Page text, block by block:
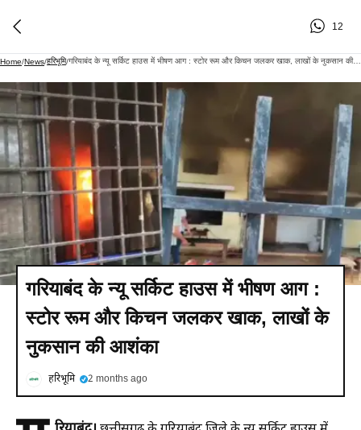
12
Home/News/हरिभूमि/ गरियाबंद के न्यू सर्किट हाउस में भीषण आग : स्टोर रूम और किचन जलकर खाक, लाखों के नुकसान की आशंका
गरियाबंद के न्यू सर्किट हाउस में भीषण आग :
स्टोर रूम और किचन जलकर खाक, लाखों के
नुकसान की आशंका
हरिभूमि 2 months ago